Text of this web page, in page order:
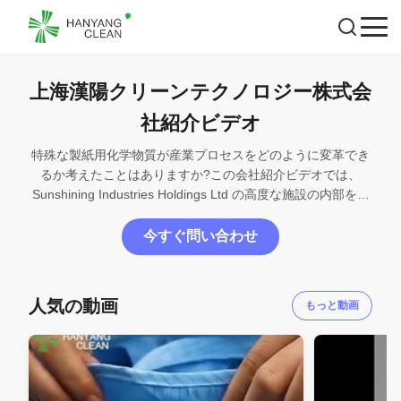
上海漢陽クリーンテクノロジー株式会
社紹介ビデオ
特殊な製紙用化学物質が産業プロセスをどのように変革でき
るか考えたことはありますか?この会社紹介ビデオでは、
Sunshining Industries Holdings Ltd の高度な施設の内部を紹
剤、その他の製紙用化学薬品の年間 30 万トン以上の生産を
紹介します。同社のカスタマイズされたソリューションが、
界にどのようにサービスを提供しているかをご覧ください。
今すぐ問い合わせ
人気の動画 もっと動画